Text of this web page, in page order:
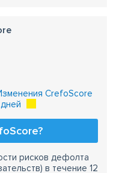
CrefoScore
рисков дефолта
в течение 12